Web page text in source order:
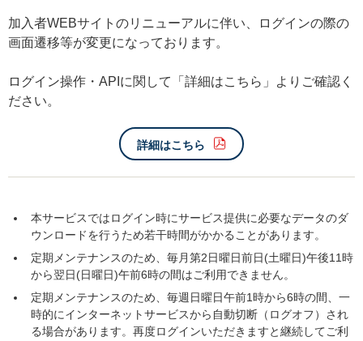
加入者WEBサイトのリニューアルに伴い、ログインの際の
画面遷移等が変更になっております。
ログイン操作・APIに関して「詳細はこちら」よりご確認く
ださい。
詳細はこちら
本サービスではログイン時にサービス提供に必要なデータのダ
ウンロードを行うため若干時間がかかることがあります。
定期メンテナンスのため、毎月第2日曜日前日(土曜日)午後11時
から翌日(日曜日)午前6時の間はご利用できません。
定期メンテナンスのため、毎週日曜日午前1時から6時の間、一
時的にインターネットサービスから自動切断（ログオフ）され
る場合があります。再度ログインいただきますと継続してご利